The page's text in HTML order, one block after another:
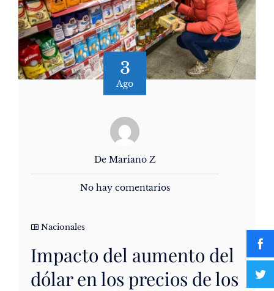
3
Ago
De Mariano Z
No hay comentarios
Nacionales
Impacto del aumento del
dólar en los precios de los